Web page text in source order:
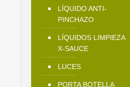
LÍQUIDO ANTI-
PINCHAZO
LÍQUIDOS LIMPIEZA
X-SAUCE
LUCES
PORTA BOTELLA